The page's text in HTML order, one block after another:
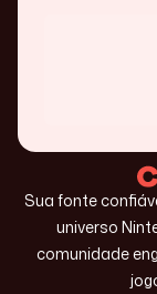
Sua fonte
universo
comunidade